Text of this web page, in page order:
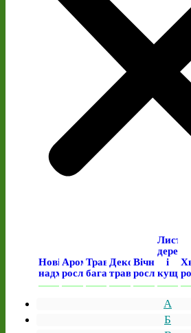
Нові
надходження
Ароматичні
рослини
Трав’янисті
багаторічні
Декоративні
трави
Вічнозелені
рослини
Листяні
дерева
і
кущі
А
Б